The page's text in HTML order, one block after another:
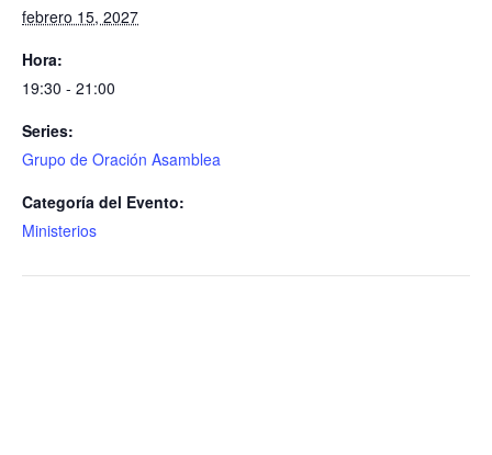
febrero 15, 2027
Hora:
19:30 - 21:00
Series:
Grupo de Oración Asamblea
Categoría del Evento:
Ministerios